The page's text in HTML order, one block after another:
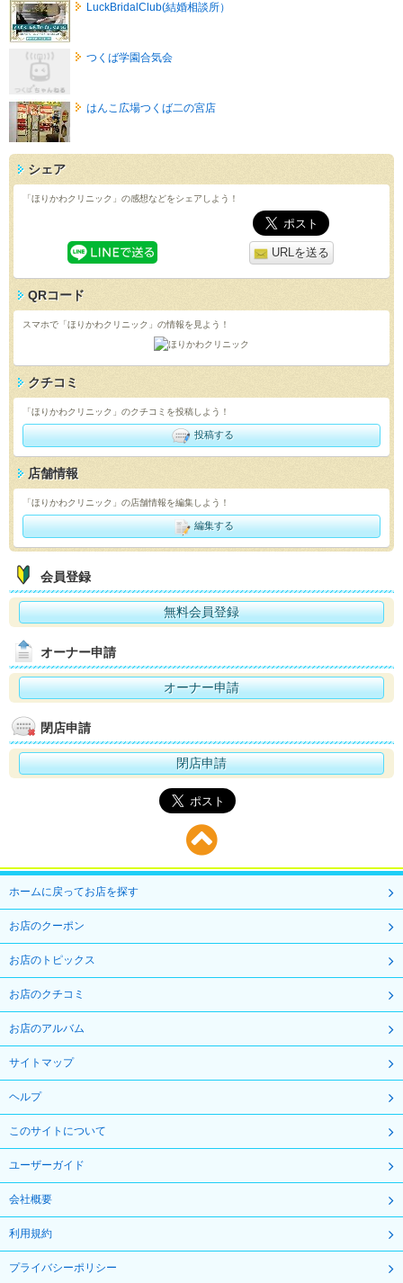
LuckBridalClub(結婚相談所）
つくば学園合気会
はんこ広場つくば二の宮店
シェア
「ほりかわクリニック」の感想などをシェアしよう！
URLを送る
QRコード
スマホで「ほりかわクリニック」の情報を見よう！
クチコミ
「ほりかわクリニック」のクチコミを投稿しよう！
投稿する
店舗情報
「ほりかわクリニック」の店舗情報を編集しよう！
編集する
会員登録
無料会員登録
オーナー申請
オーナー申請
閉店申請
閉店申請
ホームに戻ってお店を探す
お店のクーポン
お店のトピックス
お店のクチコミ
お店のアルバム
サイトマップ
ヘルプ
このサイトについて
ユーザーガイド
会社概要
利用規約
プライバシーポリシー